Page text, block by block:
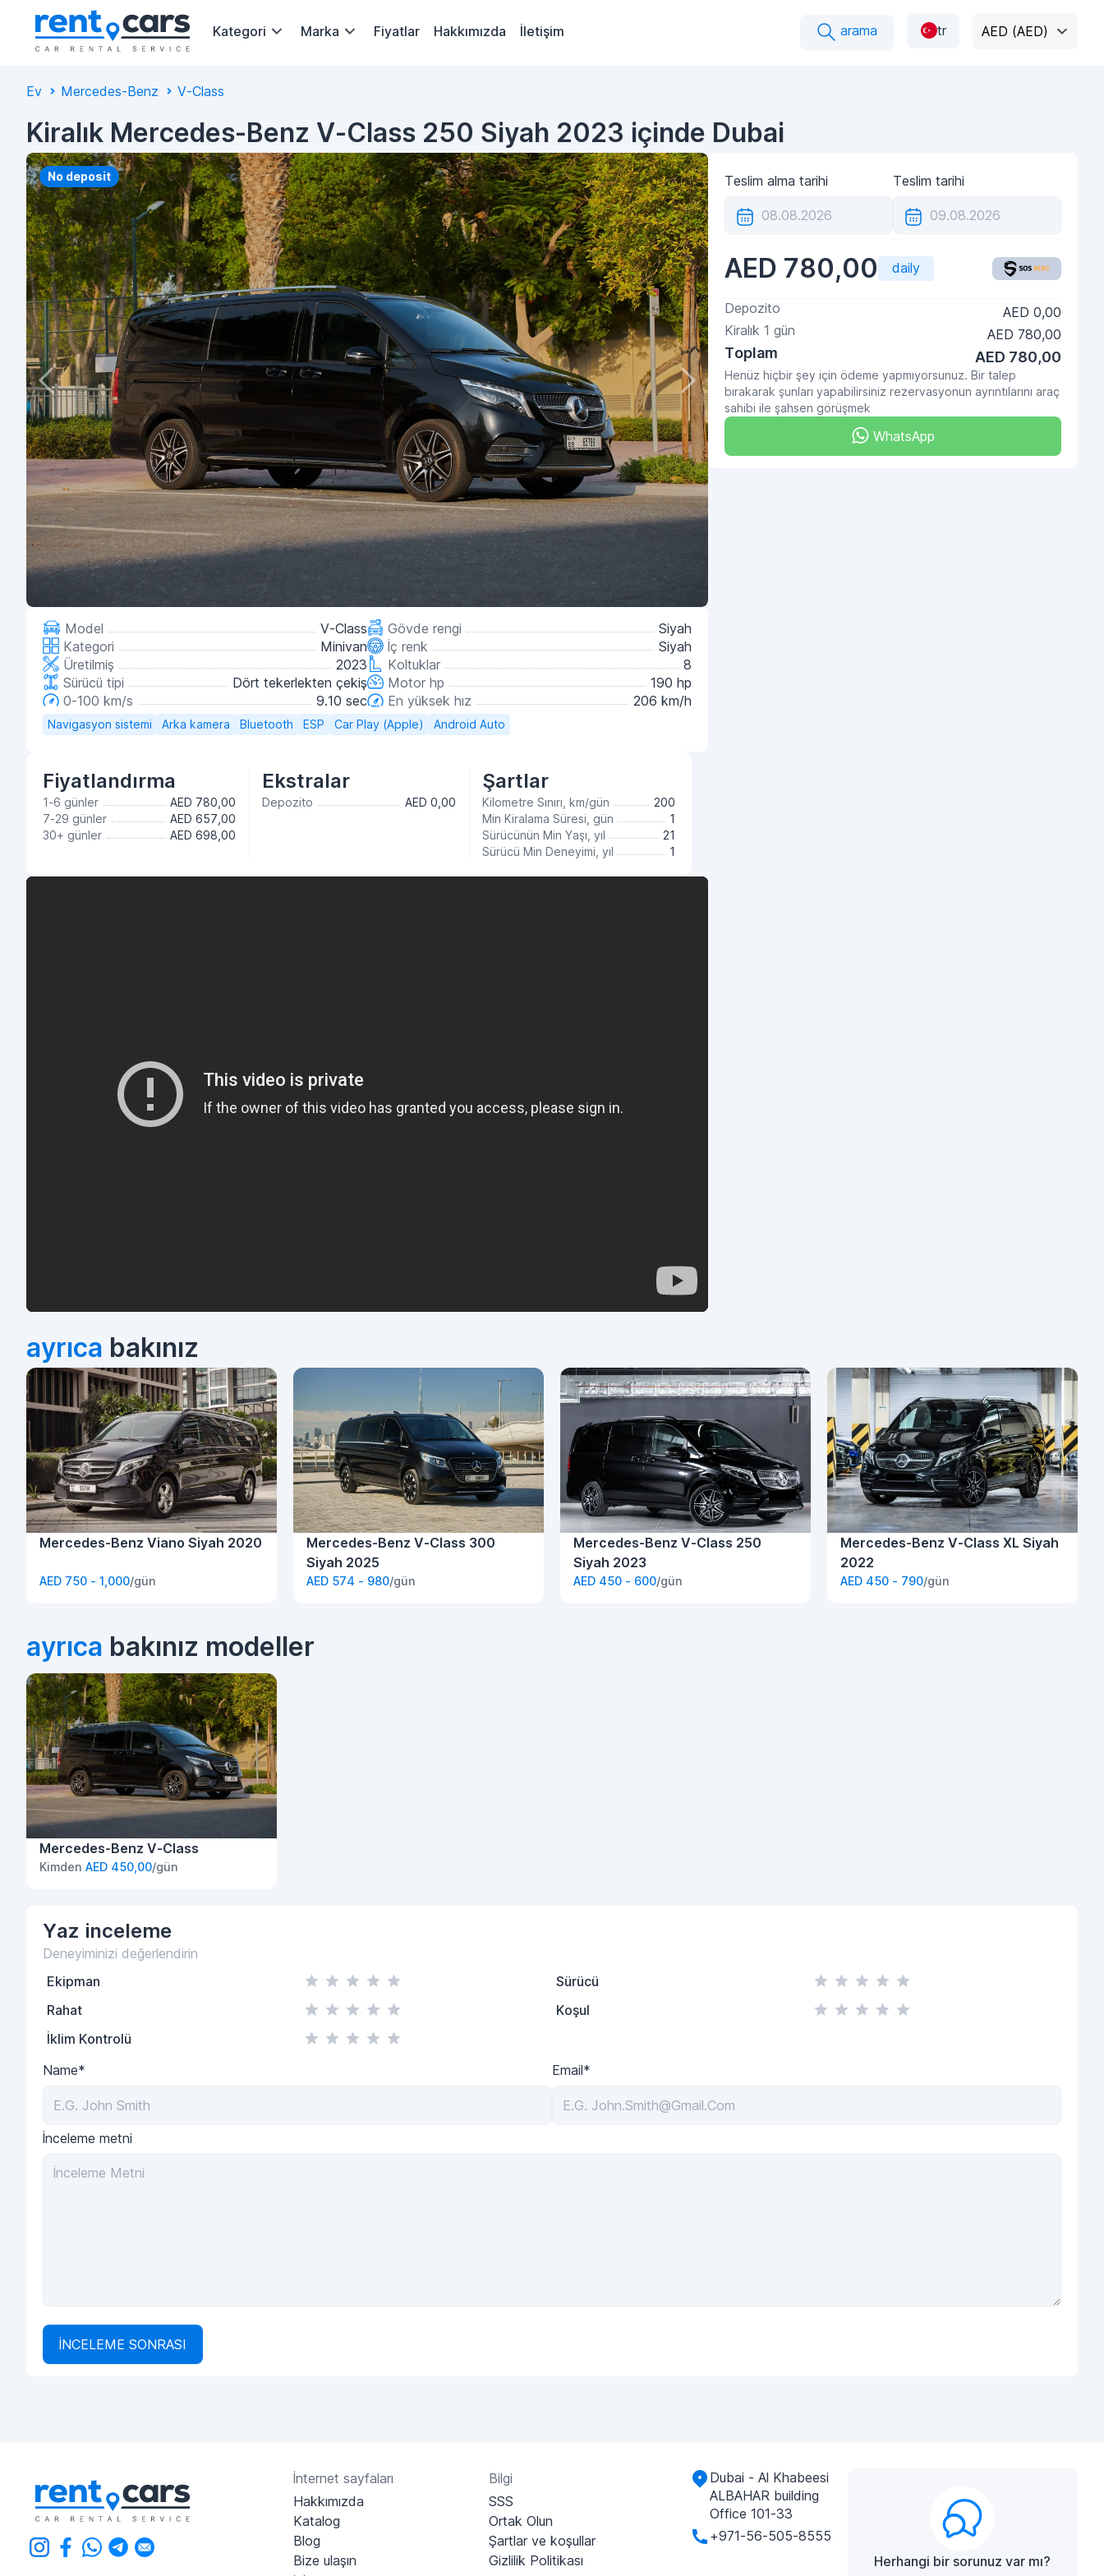
Kategori Marka Fiyatlar Hakkımızda İletişim arama tr AED (AED)
Ev Mercedes-Benz V-Class
Kiralık Mercedes-Benz V-Class 250 Siyah 2023 içinde Dubai
No deposit
Model
V-Class
Kategori
Minivan
Üretilmiş
2023
Sürücü tipi
Dört tekerlekten çekiş
0-100 km/s
9.10 sec
Gövde rengi
Siyah
İç renk
Siyah
Koltuklar
8
Motor hp
190 hp
En yüksek hız
206 km/h
Navigasyon sistemi Arka kamera Bluetooth ESP Car Play (Apple) Android Auto
Fiyatlandırma
1-6 günler
AED 780,00
7-29 günler
AED 657,00
30+ günler
AED 698,00
Ekstralar
Depozito AED 0,00
Şartlar
Kilometre Sınırı, km/gün
200
Min Kiralama Süresi, gün
1
Sürücünün Min Yaşı, yıl
21
Sürücü Min Deneyimi, yıl
1
Teslim alma tarihi Teslim tarihi
AED 780,00 daily
Depozito
AED 0,00
Kiralık 1 gün AED 780,00
Toplam AED 780,00
Henüz hiçbir şey için ödeme yapmıyorsunuz. Bir talep
bırakarak şunları yapabilirsiniz rezervasyonun ayrıntılarını araç
sahibi ile şahsen görüşmek
WhatsApp
ayrıca bakınız
Mercedes-Benz Viano Siyah 2020
AED 750 - 1,000/gün
Mercedes-Benz V-Class 300
Siyah 2025
AED 574 - 980/gün
Mercedes-Benz V-Class 250
Siyah 2023
AED 450 - 600/gün
Mercedes-Benz V-Class XL Siyah
2022
AED 450 - 790/gün
ayrıca bakınız modeller
Mercedes-Benz V-Class
Kimden AED 450,00/gün
Yaz inceleme
Deneyiminizi değerlendirin
Ekipman
Rahat
İklim Kontrolü
Sürücü
Koşul
Name* Email*
İnceleme metni
İNCELEME SONRASI
İnternet sayfaları
Hakkımızda
Katalog
Blog
Bize ulaşın
Bilgi
SSS
Ortak Olun
Şartlar ve koşullar
Gizlilik Politikası
Dubai - Al Khabeesi
ALBAHAR building
Office 101-33
+971-56-505-8555
Herhangi bir sorunuz var mı?